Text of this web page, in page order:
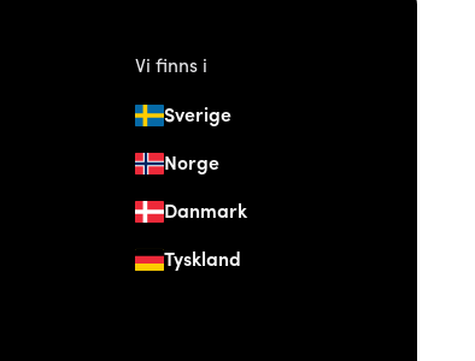
Vi finns i
Sverige
Norge
Danmark
Tyskland